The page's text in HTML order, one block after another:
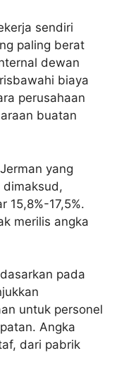
sendiri
paling berat
dewan
biaya
perusahaan
buatan
yang
dimaksud,
15,8%-17,5%.
merilis angka
pada
untuk personel
Angka
dari pabrik